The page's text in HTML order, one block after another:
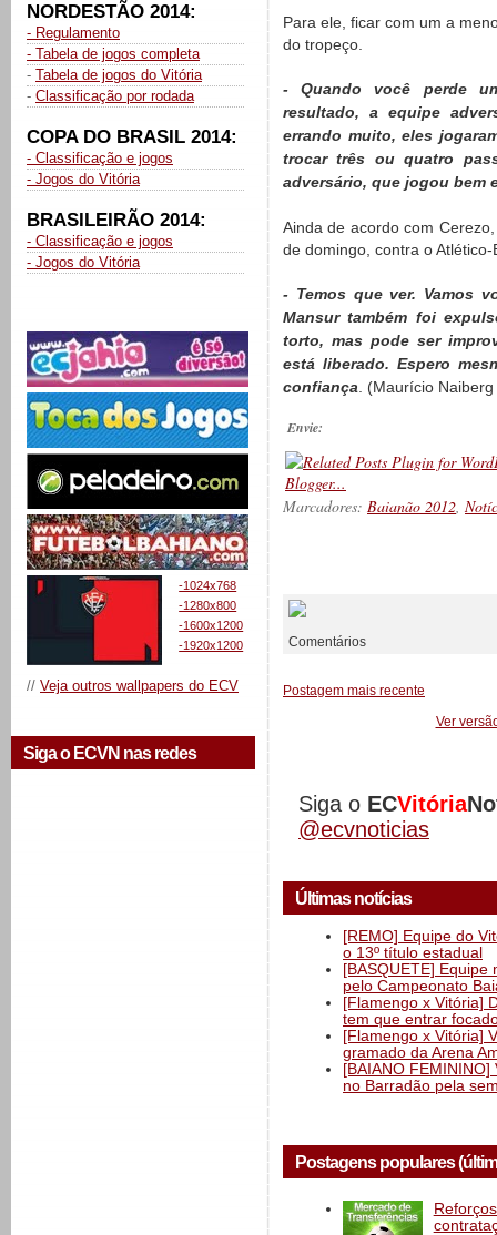
NORDESTÃO 2014:
- Regulamento
- Tabela de jogos completa
- Tabela de jogos do Vitória
- Classificação por rodada
COPA DO BRASIL 2014:
- Classificação e jogos
- Jogos do Vitória
BRASILEIRÃO 2014:
- Classificação e jogos
- Jogos do Vitória
-1024x768
-1280x800
-1600x1200
-1920x1200
// Veja outros wallpapers do ECV
Siga o ECVN nas redes
Para ele, ficar com um a
do tropeço.
- Quando você perde
resultado, a equipe
errando muito, eles
trocar três ou quatro
adversário, que jogou bem
Ainda de acordo com
de domingo, contra o
- Temos que ver. Vamos
Mansur também foi
torto, mas pode ser
está liberado. Espero
confiança. (Maurício
Envie:
Marcadores: Baianão 2012,
Comentários
Postagem mais recente
Ver
Siga o ECVitória
@ecvnoticias
Últimas notícias
[REMO] Equipe do
o 13º título estadual
[BASQUETE]
pelo Campeonato
[Flamengo x Vitória]
tem que entrar
[Flamengo x Vitória]
gramado da Arena
[BAIANO
no Barradão pela
Postagens populares